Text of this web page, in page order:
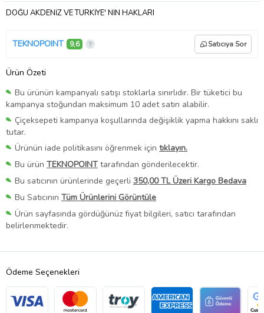
DOĞU AKDENİZ VE TÜRKİYE' NİN HAKLARI
TEKNOPOINT 9,6 Satıcıya Sor
Ürün Özeti
Bu ürünün kampanyalı satışı stoklarla sınırlıdır. Bir tüketici bu
kampanya stoğundan maksimum 10 adet satın alabilir.
Çiçeksepeti kampanya koşullarında değişiklik yapma hakkını saklı
tutar.
Ürünün iade politikasını öğrenmek için tıklayın.
Bu ürün TEKNOPOINT tarafından gönderilecektir.
Bu satıcının ürünlerinde geçerli 350,00 TL Üzeri Kargo Bedava
Bu Satıcının Tüm Ürünlerini Görüntüle
Ürün sayfasında gördüğünüz fiyat bilgileri, satıcı tarafından
belirlenmektedir.
Ödeme Seçenekleri